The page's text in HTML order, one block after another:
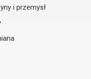
i przemysł